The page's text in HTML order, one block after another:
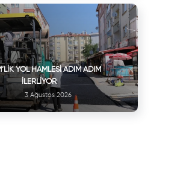
YOL HAMLESI ADIM ADIM
İLERLIYOR
3 Ağustos 2026